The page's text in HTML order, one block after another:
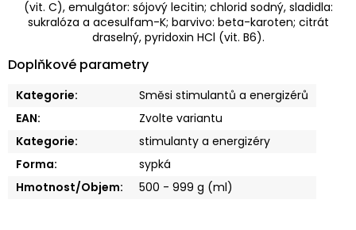
(vit. C), emulgátor: sójový lecitin; chlorid sodný, sladidla:
sukralóza a acesulfam-K; barvivo: beta-karoten; citrát
draselný, pyridoxin HCl (vit. B6).
Doplňkové parametry
Kategorie:
Směsi stimulantů a energizérů
EAN:
Zvolte variantu
Kategorie:
stimulanty a energizéry
Forma:
sypká
Hmotnost/Objem: 500 - 999 g (ml)